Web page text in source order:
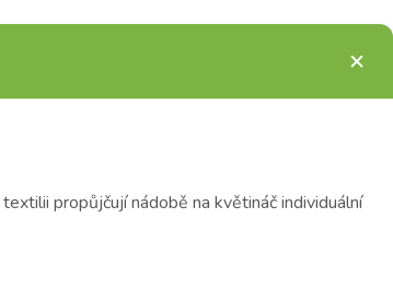
propůjčují nádobě na květináč individuální